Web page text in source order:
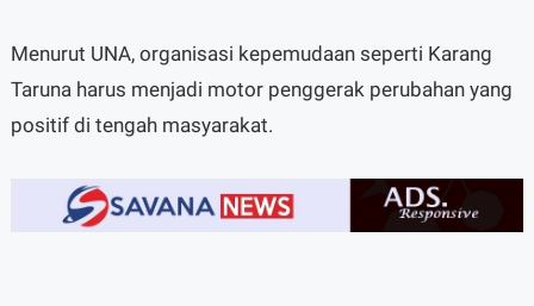
Menurut UNA, organisasi kepemudaan seperti Karang
Taruna harus menjadi motor penggerak perubahan yang
positif di tengah masyarakat.